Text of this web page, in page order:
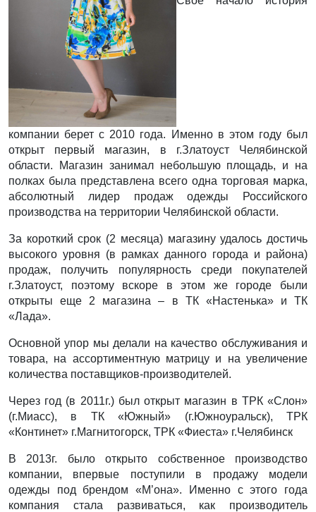
компании берет с 2010 года. Именно в этом году был
открыт первый магазин, в г.Златоуст Челябинской
области. Магазин занимал небольшую площадь, и на
полках была представлена всего одна торговая марка,
абсолютный лидер продаж одежды Российского
производства на территории Челябинской области.
За короткий срок (2 месяца) магазину удалось достичь
высокого уровня (в рамках данного города и района)
продаж, получить популярность среди покупателей
г.Златоуст, поэтому вскоре в этом же городе были
открыты еще 2 магазина – в ТК «Настенька» и ТК
«Лада».
Основной упор мы делали на качество обслуживания и
товара, на ассортиментную матрицу и на увеличение
количества поставщиков-производителей.
Через год (в 2011г.) был открыт магазин в ТРК «Слон»
(г.Миасс), в ТК «Южный» (г.Южноуральск), ТРК
«Континет» г.Магнитогорск, ТРК «Фиеста» г.Челябинск
В 2013г. было открыто собственное производство
компании, впервые поступили в продажу модели
одежды под брендом «М’она». Именно с этого года
компания стала развиваться, как производитель